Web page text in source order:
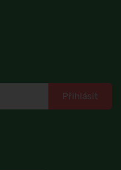
Přihlásit